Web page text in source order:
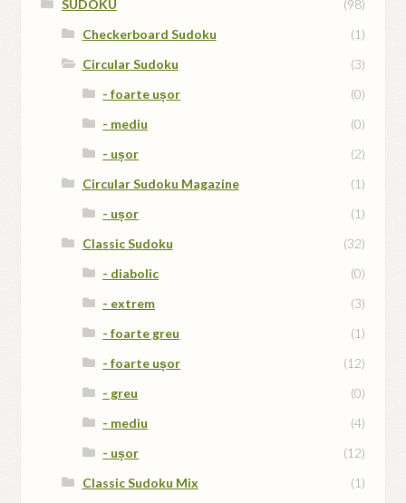
SUDOKU
(98)
Checkerboard Sudoku
(1)
Circular Sudoku
(3)
- foarte ușor
(0)
- mediu
(0)
- ușor
(2)
Circular Sudoku Magazine
(1)
- ușor
(1)
Classic Sudoku
(32)
- diabolic
(0)
- extrem
(3)
- foarte greu
(1)
- foarte ușor
(12)
- greu
(0)
- mediu
(4)
- ușor
(12)
Classic Sudoku Mix
(1)